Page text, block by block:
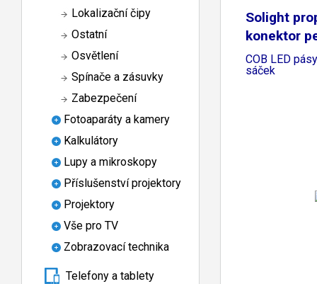
Lokalizační čipy
Ostatní
Osvětlení
Spínače a zásuvky
Zabezpečení
Fotoaparáty a kamery
Kalkulátory
Lupy a mikroskopy
Příslušenství projektory
Projektory
Vše pro TV
Zobrazovací technika
Telefony a tablety
Solight
konektor
COB LED
sáček